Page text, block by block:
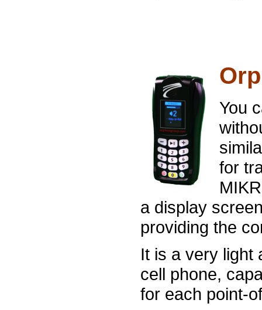
You
for
a display
providing the
It is a very light
cell phone,
for each point-